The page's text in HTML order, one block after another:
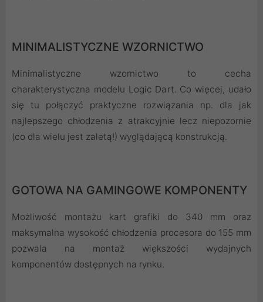
MINIMALISTYCZNE WZORNICTWO
Minimalistyczne wzornictwo to cecha
charakterystyczna modelu Logic Dart. Co więcej, udało
się tu połączyć praktyczne rozwiązania np. dla jak
najlepszego chłodzenia z atrakcyjnie lecz niepozornie
(co dla wielu jest zaletą!) wyglądającą konstrukcją.
GOTOWA NA GAMINGOWE KOMPONENTY
Możliwość montażu kart grafiki do 340 mm oraz
maksymalna wysokość chłodzenia procesora do 155 mm
pozwala na montaż większości wydajnych
komponentów dostępnych na rynku.